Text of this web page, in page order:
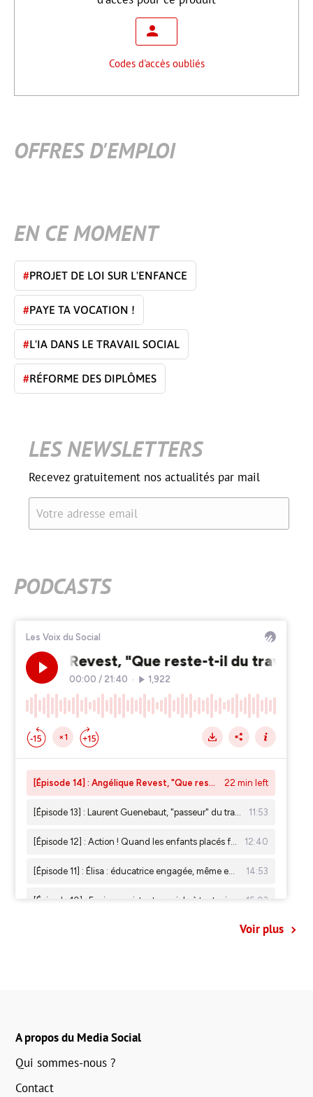
Codes d'accès oubliés
OFFRES D'EMPLOI
EN CE MOMENT
#PROJET DE LOI SUR L'ENFANCE
#PAYE TA VOCATION !
#L'IA DANS LE TRAVAIL SOCIAL
#RÉFORME DES DIPLÔMES
LES NEWSLETTERS
Recevez gratuitement nos actualités par mail
Votre adresse email
PODCASTS
Voir plus
A propos du Media Social
Qui sommes-nous ?
Contact